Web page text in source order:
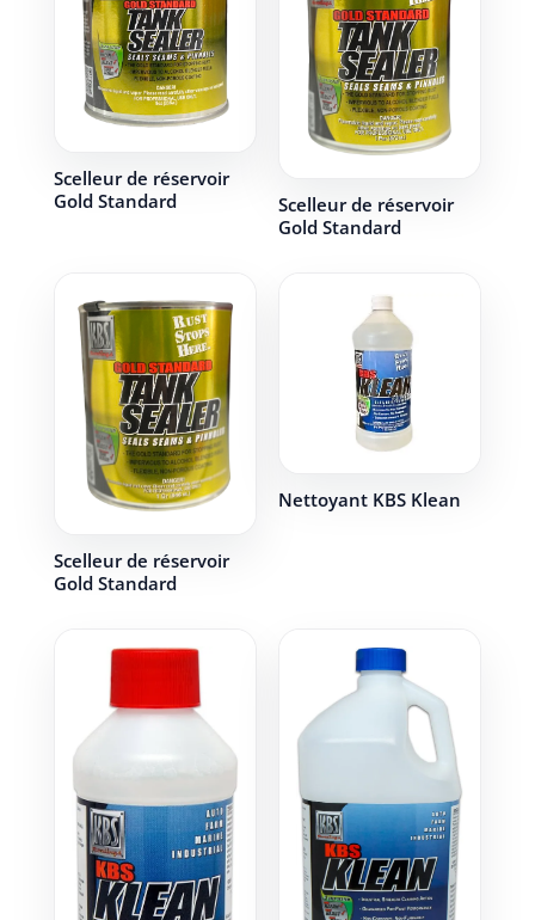
Scelleur de réservoir
Gold Standard
Scelleur de réservoir
Gold Standard
Scelleur de réservoir
Gold Standard
Nettoyant KBS Klean